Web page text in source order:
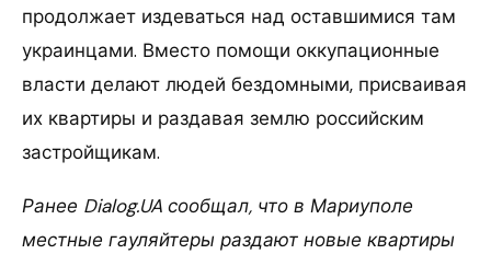
продолжает издеваться над оставшимися там
украинцами. Вместо помощи оккупационные
власти делают людей бездомными, присваивая
их квартиры и раздавая землю российским
застройщикам.
Ранее Dialog.UA сообщал, что в Мариуполе
местные гауляйтеры раздают новые квартиры